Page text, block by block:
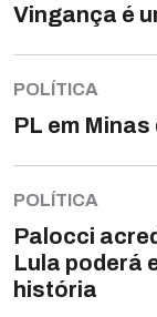
Vingança é
POLÍTICA
PL em
POLÍTICA
Palocci
Lula poderá
história